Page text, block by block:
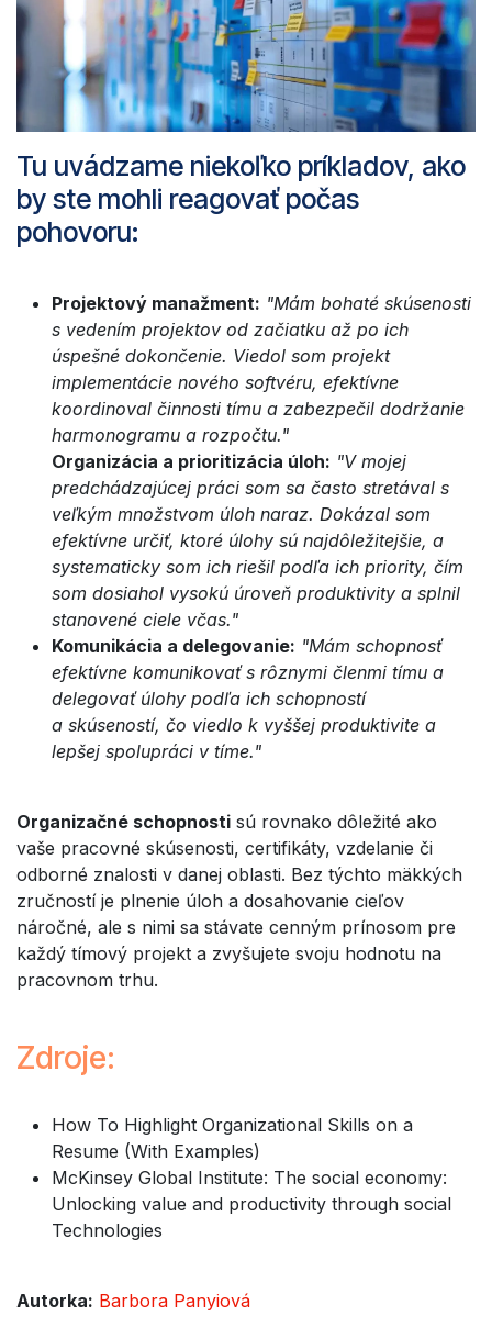
Tu uvádzame niekoľko príkladov, ako
by ste mohli reagovať počas
pohovoru:
Projektový manažment: "Mám bohaté skúsenosti
s vedením projektov od začiatku až po ich
úspešné dokončenie. Viedol som projekt
implementácie nového softvéru, efektívne
koordinoval činnosti tímu a zabezpečil dodržanie
harmonogramu a rozpočtu."
Organizácia a prioritizácia úloh: "V mojej
predchádzajúcej práci som sa často stretával s
veľkým množstvom úloh naraz. Dokázal som
efektívne určiť, ktoré úlohy sú najdôležitejšie, a
systematicky som ich riešil podľa ich priority, čím
som dosiahol vysokú úroveň produktivity a splnil
stanovené ciele včas."
Komunikácia a delegovanie: "Mám schopnosť
efektívne komunikovať s rôznymi členmi tímu a
delegovať úlohy podľa ich schopností
a skúseností, čo viedlo k vyššej produktivite a
lepšej spolupráci v tíme."
Organizačné schopnosti sú rovnako dôležité ako
vaše pracovné skúsenosti, certifikáty, vzdelanie či
odborné znalosti v danej oblasti. Bez týchto mäkkých
zručností je plnenie úloh a dosahovanie cieľov
náročné, ale s nimi sa stávate cenným prínosom pre
každý tímový projekt a zvyšujete svoju hodnotu na
pracovnom trhu.
Zdroje:
How To Highlight Organizational Skills on a
Resume (With Examples)
McKinsey Global Institute: The social economy:
Unlocking value and productivity through social
Technologies
Autorka: Barbora Panyiová